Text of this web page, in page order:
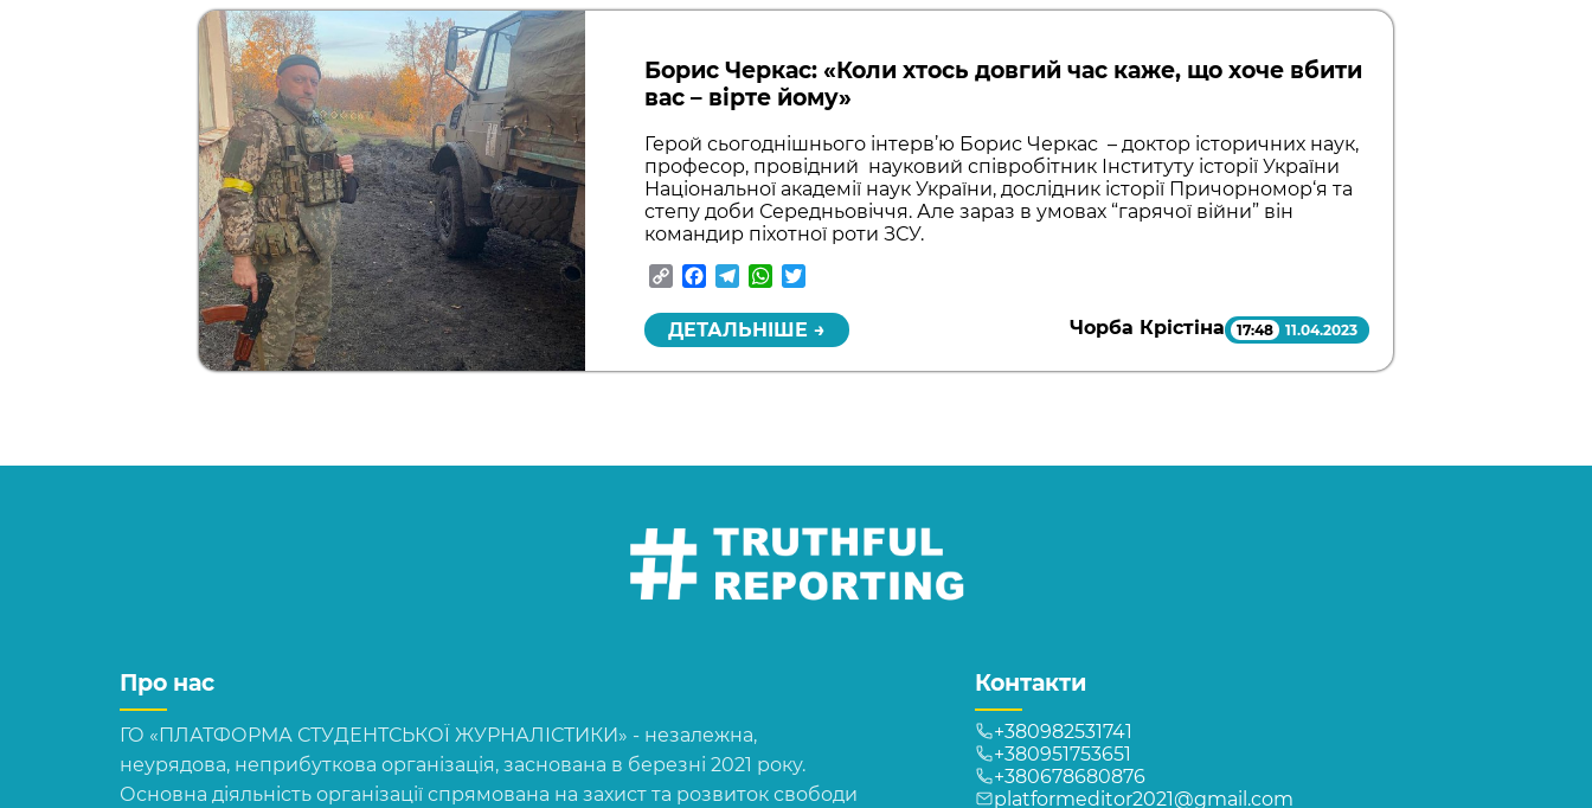
Борис Черкас: «Коли хтось довгий час каже, що хоче вбити
вас – вірте йому»
Герой сьогоднішнього інтерв’ю Борис Черкас – доктор історичних наук,
професор, провідний науковий співробітник Інституту історії України
Національної академії наук України, дослідник історії Причорномор‘я та
степу доби Середньовіччя. Але зараз в умовах “гарячої війни” він
командир піхотної роти ЗСУ.
CopyFacebook
TelegramWhatsApp
ДЕТАЛЬНІШЕ → Чорба Крістіна 17:48 11.04.2023
Про нас
ГО «ПЛАТФОРМА СТУДЕНТСЬКОЇ ЖУРНАЛІСТИКИ» - незалежна,
неурядова, неприбуткова організація, заснована в березні 2021 року.
Основна діяльність організації спрямована на захист та розвиток свободи
Контакти
+380982531741
+380951753651
+380678680876
platformeditor2021@gmail.com